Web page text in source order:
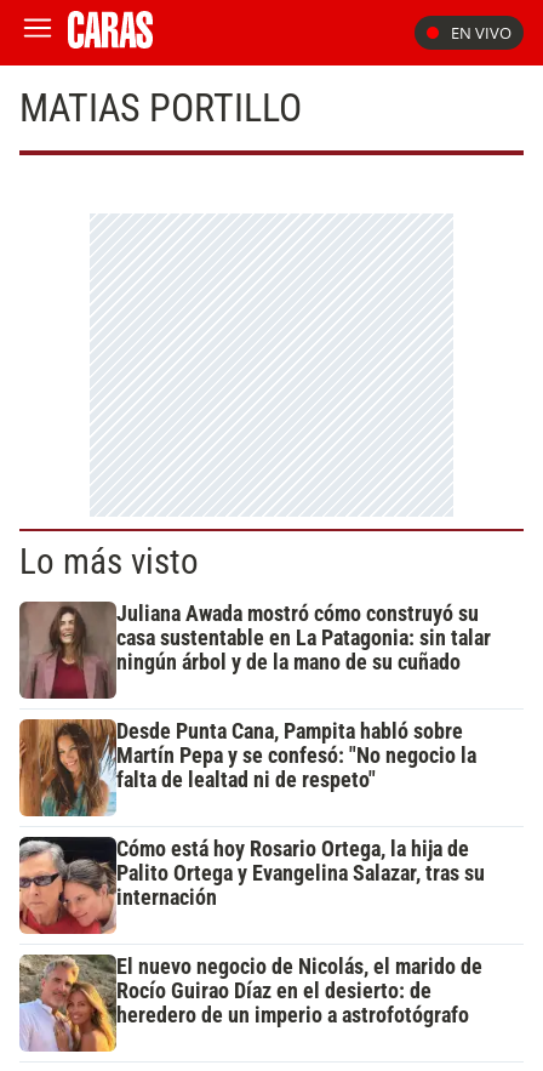
EN VIVO
MATIAS PORTILLO
Lo más visto
Juliana Awada mostró cómo construyó su
casa sustentable en La Patagonia: sin talar
ningún árbol y de la mano de su cuñado
Desde Punta Cana, Pampita habló sobre
Martín Pepa y se confesó: "No negocio la
falta de lealtad ni de respeto"
Cómo está hoy Rosario Ortega, la hija de
Palito Ortega y Evangelina Salazar, tras su
internación
El nuevo negocio de Nicolás, el marido de
Rocío Guirao Díaz en el desierto: de
heredero de un imperio a astrofotógrafo